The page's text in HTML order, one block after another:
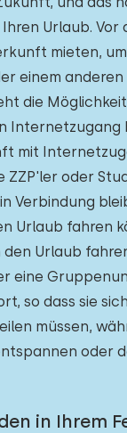
Urlaub. Vor
mieten, um
einem
die
Internetzugang
mit
ZZP'ler oder
Verbindung
Urlaub fahren
den Urlaub
eine
so dass sie
müssen,
oder
in Ihrem